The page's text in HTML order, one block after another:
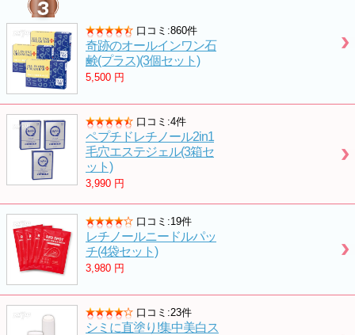
口コミ:860件
奇跡のオールインワン石
鹸(プラス)(3個セット)
5,500 円
口コミ:4件
ペプチドレチノール2in1
毛穴エステジェル(3箱セ
ット)
3,990 円
口コミ:19件
レチノールニードルパッ
チ(4袋セット)
3,980 円
口コミ:23件
シミに直塗り!集中美白ス